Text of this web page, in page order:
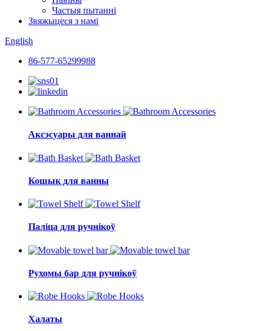
Частыя пытанні
Звяжыцеся з намі
English
86-577-65299988
Аксэсуары для ваннай
Кошык для ванны
Паліца для ручнікоў
Рухомы бар для ручнікоў
Халаты